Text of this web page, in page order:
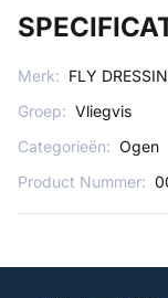
Merk: FLY
Groep: Vliegvis
Categorieën: Ogen
Product Nummer: